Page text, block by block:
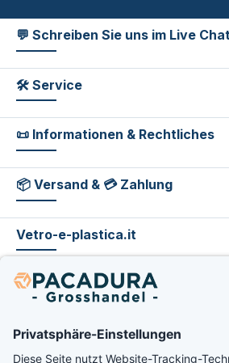
💬 Schreiben Sie uns im Live
🛠 Service
📜 Informationen & Rechtliches
📦 Versand & 💳 Zahlung
Vetro-e-plastica.it